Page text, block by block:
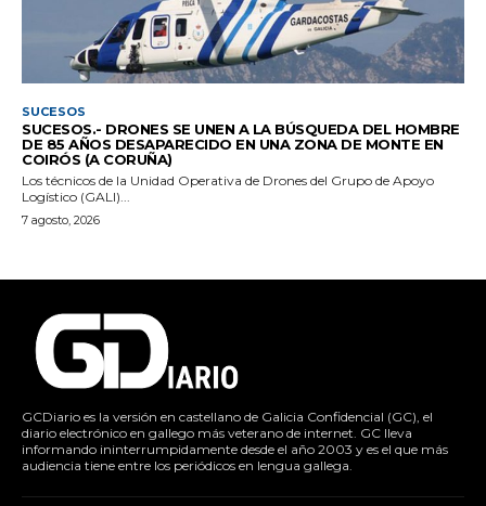
SUCESOS
SUCESOS.- DRONES SE UNEN A LA BÚSQUEDA DEL HOMBRE
DE 85 AÑOS DESAPARECIDO EN UNA ZONA DE MONTE EN
COIRÓS (A CORUÑA)
Los técnicos de la Unidad Operativa de Drones del Grupo de Apoyo
Logístico (GALI)...
7 agosto, 2026
GCDiario es la versión en castellano de Galicia Confidencial (GC), el
diario electrónico en gallego más veterano de internet. GC lleva
informando ininterrumpidamente desde el año 2003 y es el que más
audiencia tiene entre los periódicos en lengua gallega.